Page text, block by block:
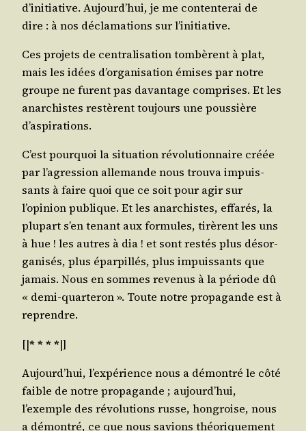
d’initiative. Aujourd’hui, je me conten­te­rai de
dire : à nos décla­ma­tions sur l’initiative.
Ces pro­jets de cen­tra­li­sa­tion tom­bèrent à plat,
mais les idées d’organisation émises par notre
groupe ne furent pas davan­tage com­prises. Et les
anar­chistes res­tèrent tou­jours une pous­sière
d’aspirations.
C’est pour­quoi la situa­tion révo­lu­tion­naire créée
par l’agression alle­mande nous trou­va impuis­
sants à faire quoi que ce soit pour agir sur
l’opinion publique. Et les anar­chistes, effa­rés, la
plu­part s’en tenant aux for­mules, tirèrent les uns
à hue ! les autres à dia ! et sont res­tés plus désor­
ga­ni­sés, plus épar­pillés, plus impuis­sants que
jamais. Nous en sommes reve­nus à la période dû
« demi-quar­te­ron ». Toute notre pro­pa­gande est à
reprendre.
[|* * * *|]
Aujourd’hui, l’expérience nous a démon­tré le côté
faible de notre pro­pa­gande ; aujourd’hui,
l’exemple des révo­lu­tions russe, hon­groise, nous
a démon­tré, ce que nous savions théo­ri­que­ment